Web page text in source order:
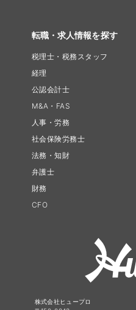
転職・求人情報を探す
税理士・税務スタッフ
経理
公認会計士
M&A・FAS
人事・労務
社会保険労務士
法務・知財
弁護士
財務
CFO
株式会社ヒュープロ